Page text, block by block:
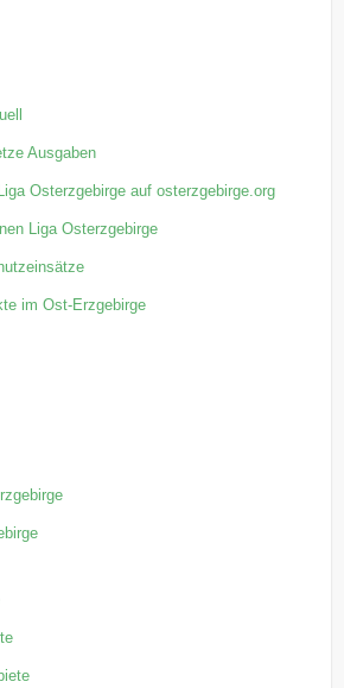
Ausgaben
Osterzgebirge auf osterzgebirge.org
Liga Osterzgebirge
im Ost-Erzgebirge